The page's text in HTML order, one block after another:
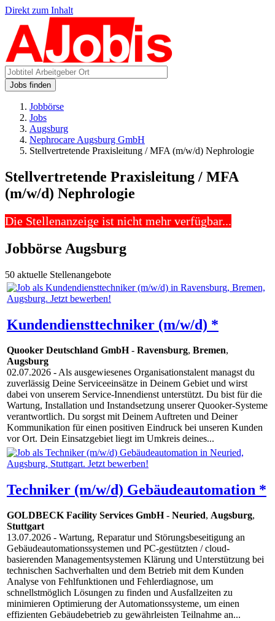
Direkt zum Inhalt
Jobs finden
Jobbörse
Jobs
Augsburg
Nephrocare Augsburg GmbH
Stellvertretende Praxisleitung / MFA (m/w/d) Nephrologie
Stellvertretende Praxisleitung / MFA
(m/w/d) Nephrologie
Die Stellenanzeige ist nicht mehr verfügbar...
Jobbörse Augsburg
50 aktuelle Stellenangebote
Kundendiensttechniker (m/w/d) *
Quooker Deutschland GmbH- Ravensburg, Bremen,
Augsburg
02.07.2026 - Als ausgewiesenes Organisationstalent managst du
zuverlässig Deine Serviceeinsätze in Deinem Gebiet und wirst
dabei von unserem Service-Innendienst unterstützt. Du bist für die
Wartung, Installation und Instandsetzung unserer Quooker-Systeme
verantwortlich. Du sorgst mit Deinem Auftreten und Deiner
Kommunikation für einen positiven Eindruck bei unseren Kunden
vor Ort. Dein Einsatzgebiet liegt im Umkreis deines...
Techniker (m/w/d) Gebäudeautomation *
GOLDBECK Facility Services GmbH- Neuried, Augsburg,
Stuttgart
13.07.2026 - Wartung, Reparatur und Störungsbeseitigung an
Gebäudeautomationssystemen und PC-gestützten / cloud-
basierenden Managementsystemen Klärung und Unterstützung bei
technischen Sachverhalten und dem Betrieb mit dem Kunden
Analyse von Fehlfunktionen und Fehlerdiagnose, um
schnellstmöglich Lösungen zu finden und Ausfallzeiten zu
minimieren Optimierung der Automationssysteme, um einen
effizienten Gebäudebetrieb zu gewährleisten Teilnahme an...